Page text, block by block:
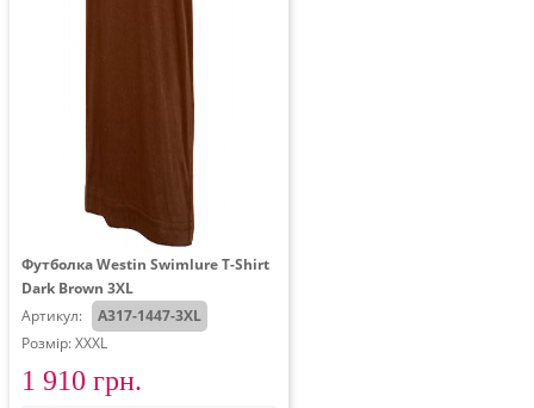
Футболка Westin Swimlure T-Shirt
Dark Brown 3XL
Артикул:
A317-1447-3XL
Розмір: XXXL
1 910 грн.